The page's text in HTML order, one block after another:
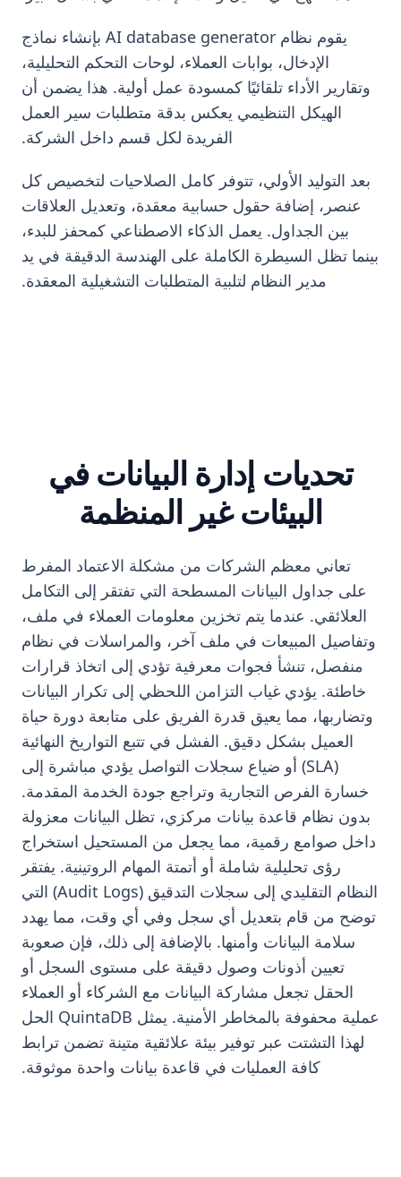
يقوم نظام AI database generator بإنشاء نماذج
الإدخال، بوابات العملاء، لوحات التحكم التحليلية،
وتقارير الأداء تلقائيًا كمسودة عمل أولية. هذا يضمن أن
الهيكل التنظيمي يعكس بدقة متطلبات سير العمل
الفريدة لكل قسم داخل الشركة.
بعد التوليد الأولي، تتوفر كامل الصلاحيات لتخصيص كل
عنصر، إضافة حقول حسابية معقدة، وتعديل العلاقات
بين الجداول. يعمل الذكاء الاصطناعي كمحفز للبدء،
بينما تظل السيطرة الكاملة على الهندسة الدقيقة في يد
مدير النظام لتلبية المتطلبات التشغيلية المعقدة.
تحديات إدارة البيانات في
البيئات غير المنظمة
تعاني معظم الشركات من مشكلة الاعتماد المفرط
على جداول البيانات المسطحة التي تفتقر إلى التكامل
العلائقي. عندما يتم تخزين معلومات العملاء في ملف،
وتفاصيل المبيعات في ملف آخر، والمراسلات في نظام
منفصل، تنشأ فجوات معرفية تؤدي إلى اتخاذ قرارات
خاطئة. يؤدي غياب التزامن اللحظي إلى تكرار البيانات
وتضاربها، مما يعيق قدرة الفريق على متابعة دورة حياة
العميل بشكل دقيق. الفشل في تتبع التواريخ النهائية
(SLA) أو ضياع سجلات التواصل يؤدي مباشرة إلى
خسارة الفرص التجارية وتراجع جودة الخدمة المقدمة.
بدون نظام قاعدة بيانات مركزي، تظل البيانات معزولة
داخل صوامع رقمية، مما يجعل من المستحيل استخراج
رؤى تحليلية شاملة أو أتمتة المهام الروتينية. يفتقر
النظام التقليدي إلى سجلات التدقيق (Audit Logs) التي
توضح من قام بتعديل أي سجل وفي أي وقت، مما يهدد
سلامة البيانات وأمنها. بالإضافة إلى ذلك، فإن صعوبة
تعيين أذونات وصول دقيقة على مستوى السجل أو
الحقل تجعل مشاركة البيانات مع الشركاء أو العملاء
عملية محفوفة بالمخاطر الأمنية. يمثل QuintaDB الحل
لهذا التشتت عبر توفير بيئة علائقية متينة تضمن ترابط
كافة العمليات في قاعدة بيانات واحدة موثوقة.